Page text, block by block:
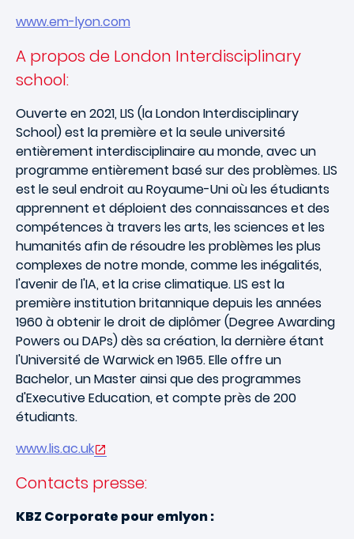
www.em-lyon.com
A propos de London Interdisciplinary
school:
Ouverte en 2021, LIS (la London Interdisciplinary
School) est la première et la seule université
entièrement interdisciplinaire au monde, avec un
programme entièrement basé sur des problèmes. LIS
est le seul endroit au Royaume-Uni où les étudiants
apprennent et déploient des connaissances et des
compétences à travers les arts, les sciences et les
humanités afin de résoudre les problèmes les plus
complexes de notre monde, comme les inégalités,
l'avenir de l'IA, et la crise climatique. LIS est la
première institution britannique depuis les années
1960 à obtenir le droit de diplômer (Degree Awarding
Powers ou DAPs) dès sa création, la dernière étant
l'Université de Warwick en 1965. Elle offre un
Bachelor, un Master ainsi que des programmes
d'Executive Education, et compte près de 200
étudiants.
www.lis.ac.uk
Contacts presse:
KBZ Corporate pour emlyon :